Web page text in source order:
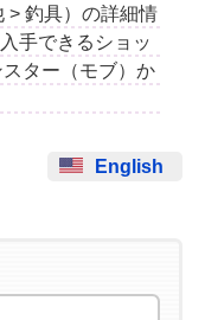
> 釣具）の詳細情
手できるショッ
ター（モブ）か
English